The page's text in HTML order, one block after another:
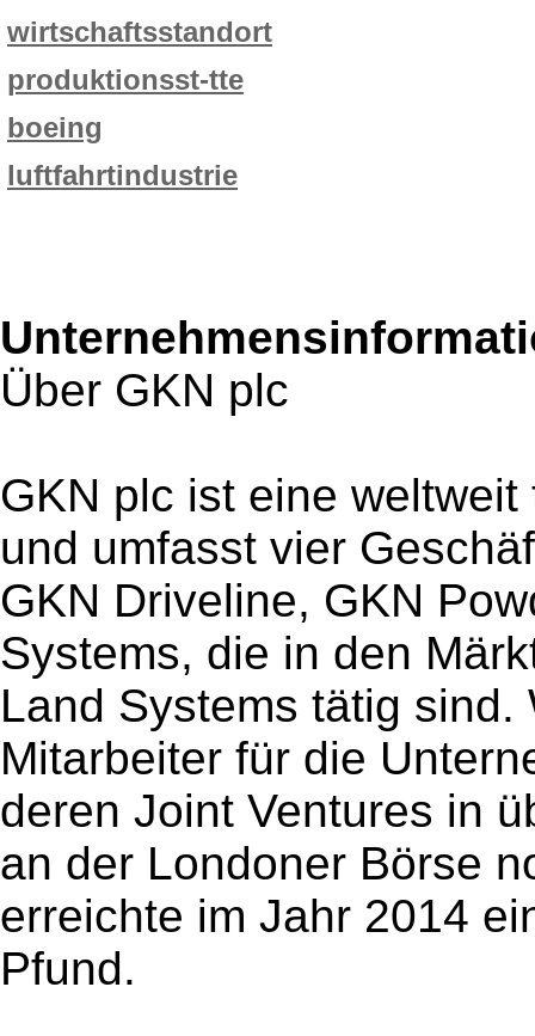
wirtschaftsstandort
produktionsst-tte
boeing
luftfahrtindustrie
Über GKN plc
GKN plc ist eine
und umfasst vier
GKN Driveline, GKN
Systems, die in den
Land Systems tätig
Mitarbeiter für die
deren Joint Ventures in
an der Londoner Börse
erreichte im Jahr 2014
Pfund.